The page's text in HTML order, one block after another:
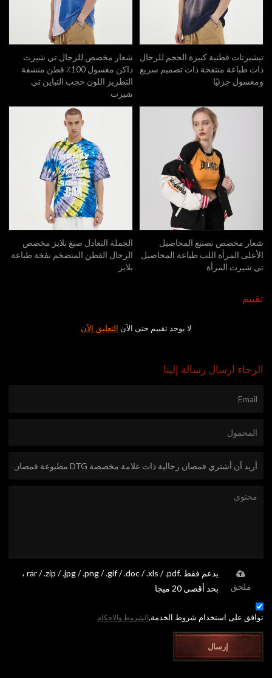
تيشيرتات قطنية كبيرة الحجم للرجال
ذات طباعة منتفخة ذات تصميم سريع
ومغسول جزئيًا
شعار مخصص للرجال تي شيرت
داكن مغسول 100٪ قطن منشفة
التطريز اللون حجب التباين تي
شيرت
شعار مخصص تصنيع المحاصيل
الأعلى المرأة اللب طباعة المحاصيل
تي شيرت المرأة
الجملة التعادل صبغ بلايز مخصص
الرجال القطن المتضخم نفخة طباعة
بلايز
تقييم
لا يوجد تقييم حتى الآن التعليق الآن
الرجاء ارسال رسالة إلينا
يدعم فقط .rar / .zip / .jpg / .png / .gif / .doc / .xls / .pdf ،
بحد أقصى 20 ميجا
ملحق
توافق على استخدام شروط الخدمة,الشروط والاحكام
إرسال